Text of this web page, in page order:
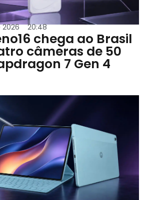
2026 20:48
chega ao Brasil
câmeras de 50
7 Gen 4